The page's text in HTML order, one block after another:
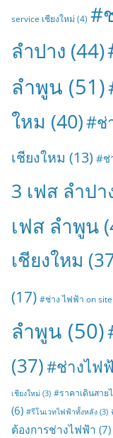
service เชียงใหม่ (4) #
ลำปาง (44)
ลำพูน (51)
ใหม (40)#ช่
เชียงใหม (13) #ช่
3 เฟส ลำปา
เฟส ลำพูน
เชียงใหม
(17) #ช่าง ไฟฟ้า on
ลำพูน (50)
(37)#ช่างไฟ
เชียงใหม่ (3) #ราคาเดินสาย
(6) #รีโนเวทไฟฟ้าทั้งหลัง (3)
ต้องการช่างไฟฟ้า (7)